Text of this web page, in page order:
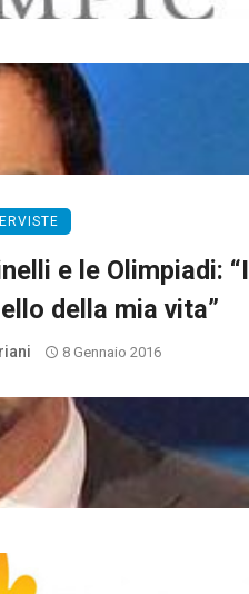
e le Olimpiadi: “Il
della mia vita”
8 Gennaio 2016